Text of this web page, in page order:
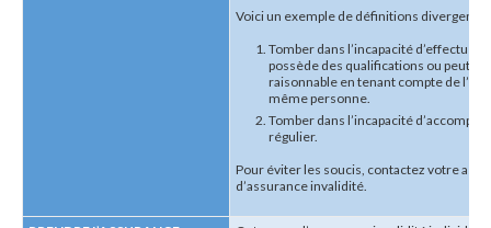
Voici un exemple de définitions
Tomber dans l’incapacité
possède des qualifications ou peut
raisonnable en tenant compte de
même personne.
Tomber dans l’incapacité
régulier.
Pour éviter les soucis, contactez votre
d’assurance invalidité.